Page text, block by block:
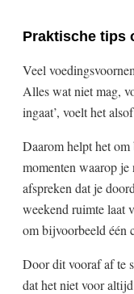
Praktische tips
Veel
Alles wat niet mag,
ingaat’, voelt het
Daarom helpt het
momenten waarop
afspreken dat je
weekend ruimte laat
om bijvoorbeeld één
Door dit vooraf af te
dat het niet voor